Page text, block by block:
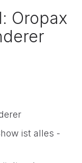
Oropax
ist alles -